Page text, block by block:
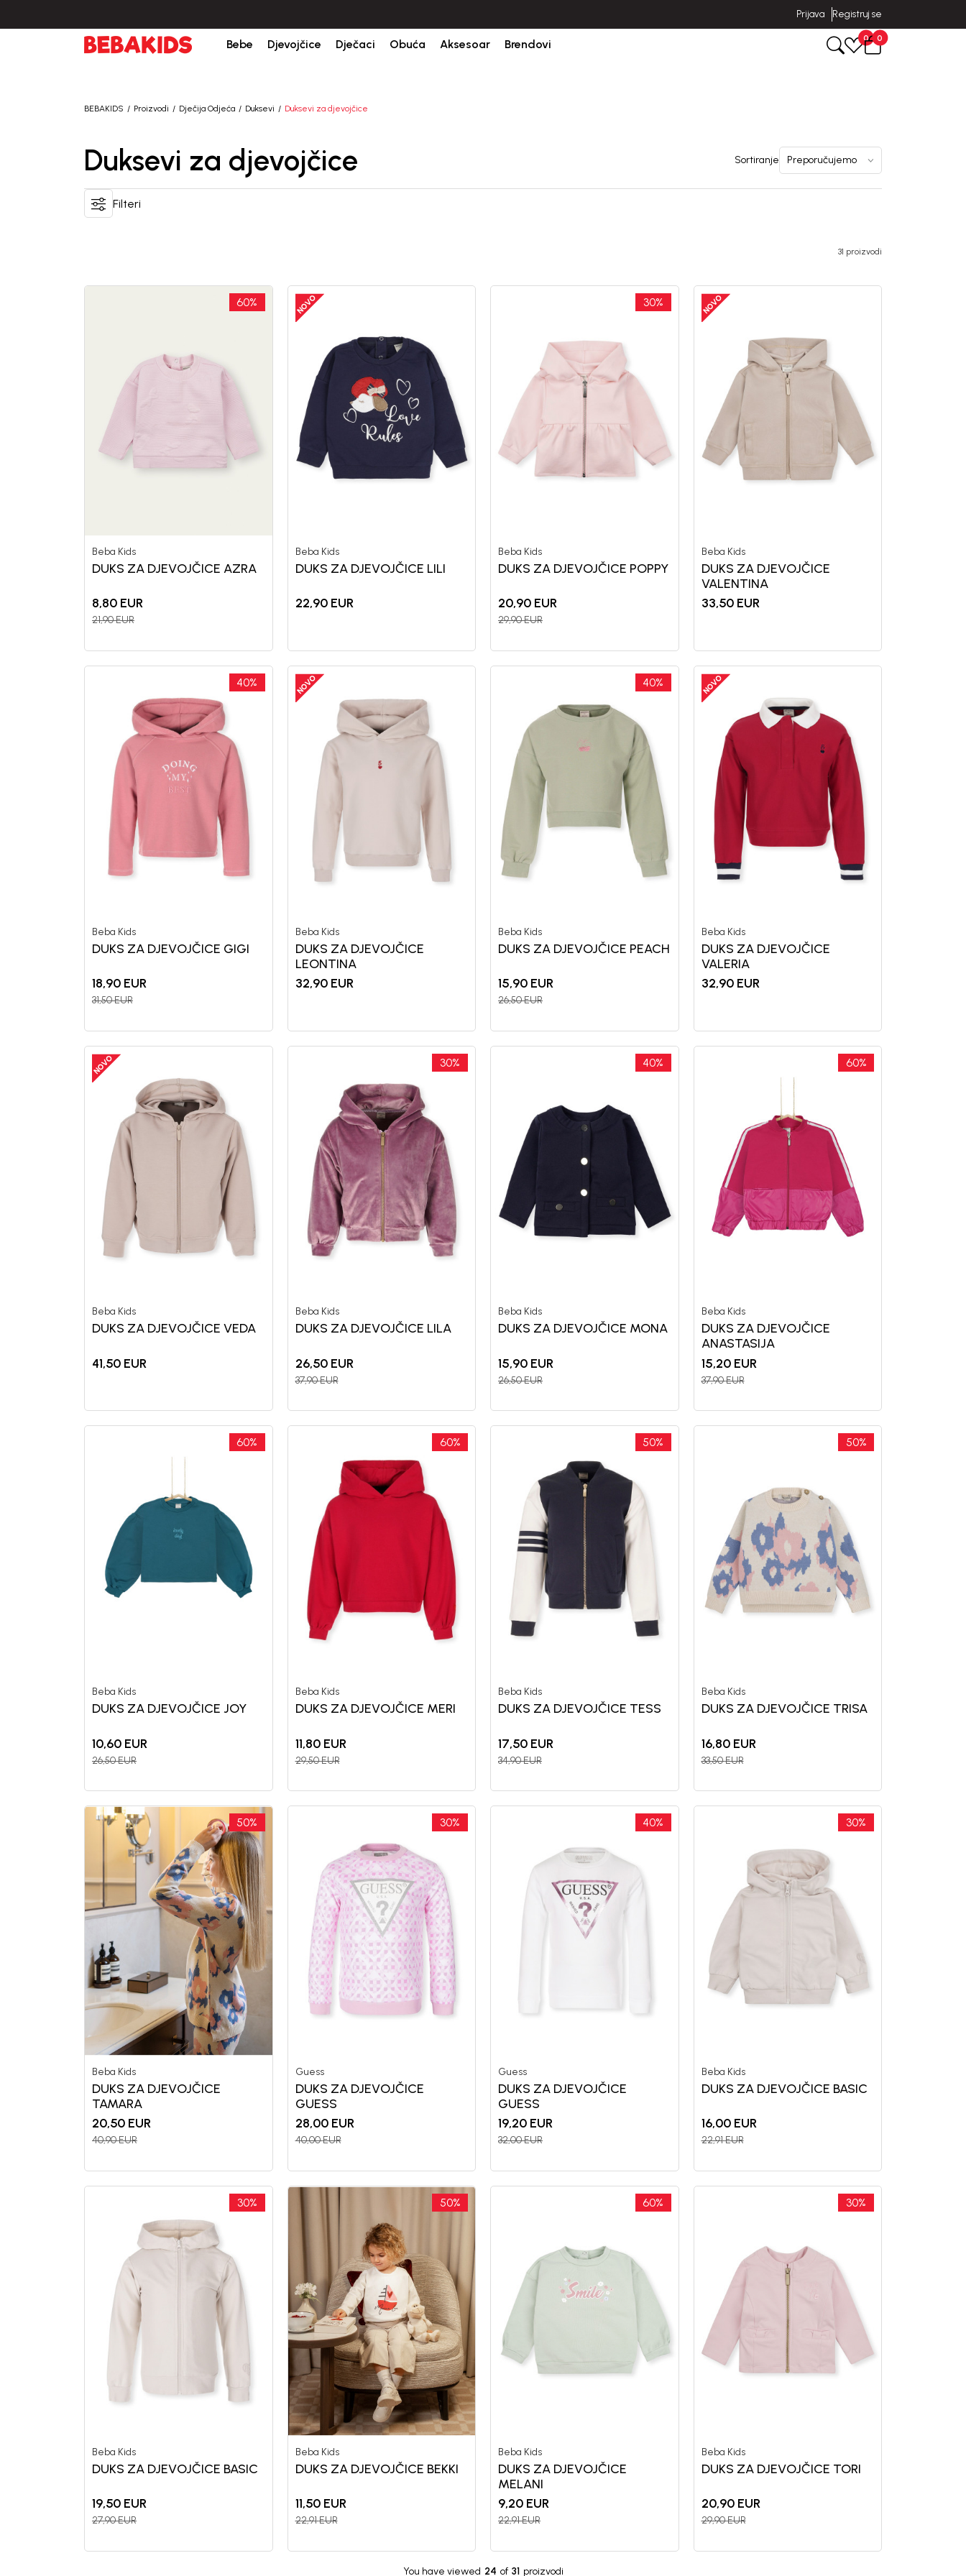
Prijava Registruj se
Bebe Djevojčice Dječaci Obuća Aksesoar Brendovi 0 0
BEBAKIDS Proizvodi Dječija Odjeća Duksevi Duksevi za djevojčice
Duksevi za djevojčice Sortiranje
Filteri
31 proizvodi
60%
Beba Kids
DUKS ZA DJEVOJČICE AZRA
8,80 EUR
21,90EUR
Beba Kids
DUKS ZA DJEVOJČICE LILI
22,90 EUR
30%
Beba Kids
DUKS ZA DJEVOJČICE POPPY
20,90 EUR
29,90EUR
Beba Kids
DUKS ZA DJEVOJČICE
VALENTINA
33,50 EUR
40%
Beba Kids
DUKS ZA DJEVOJČICE GIGI
18,90 EUR
31,50EUR
Beba Kids
DUKS ZA DJEVOJČICE
LEONTINA
32,90 EUR
40%
Beba Kids
DUKS ZA DJEVOJČICE PEACH
15,90 EUR
26,50EUR
Beba Kids
DUKS ZA DJEVOJČICE
VALERIA
32,90 EUR
Beba Kids
DUKS ZA DJEVOJČICE VEDA
41,50 EUR
30%
Beba Kids
DUKS ZA DJEVOJČICE LILA
26,50 EUR
37,90EUR
40%
Beba Kids
DUKS ZA DJEVOJČICE MONA
15,90 EUR
26,50EUR
60%
Beba Kids
DUKS ZA DJEVOJČICE
ANASTASIJA
15,20 EUR
37,90EUR
60%
Beba Kids
DUKS ZA DJEVOJČICE JOY
10,60 EUR
26,50EUR
60%
Beba Kids
DUKS ZA DJEVOJČICE MERI
11,80 EUR
29,50EUR
50%
Beba Kids
DUKS ZA DJEVOJČICE TESS
17,50 EUR
34,90EUR
50%
Beba Kids
DUKS ZA DJEVOJČICE TRISA
16,80 EUR
33,50EUR
50%
Beba Kids
DUKS ZA DJEVOJČICE
TAMARA
20,50 EUR
40,90EUR
30%
Guess
DUKS ZA DJEVOJČICE
GUESS
28,00 EUR
40,00EUR
40%
Guess
DUKS ZA DJEVOJČICE
GUESS
19,20 EUR
32,00EUR
30%
Beba Kids
DUKS ZA DJEVOJČICE BASIC
16,00 EUR
22,91EUR
30%
Beba Kids
DUKS ZA DJEVOJČICE BASIC
19,50 EUR
27,90EUR
50%
Beba Kids
DUKS ZA DJEVOJČICE BEKKI
11,50 EUR
22,91EUR
60%
Beba Kids
DUKS ZA DJEVOJČICE
MELANI
9,20 EUR
22,91EUR
30%
Beba Kids
DUKS ZA DJEVOJČICE TORI
20,90 EUR
29,90EUR
You have viewed 24 of 31 proizvodi
Registruj se i osvoji
10%
uz prvu kupovinu
putem Promo-Tiket koda!
Prijavi se, ostvari popuste i postani deo BebaKids priče.
Potvrđujem da sam pročitao/la, razumeo/la i da se slažem sa